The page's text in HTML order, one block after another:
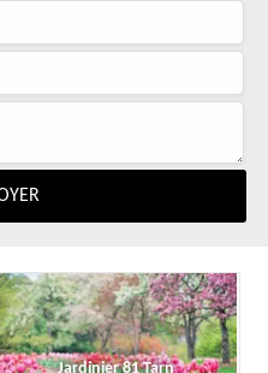
Jardinier 81 Tarn